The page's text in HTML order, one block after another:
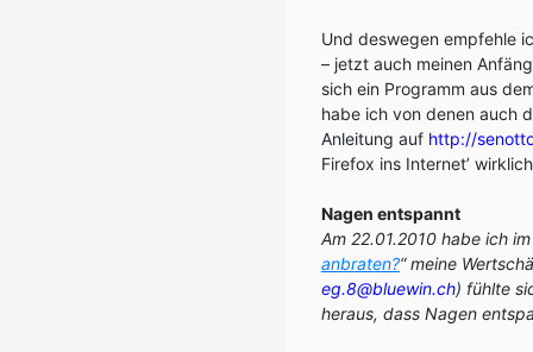
Und deswegen empfehle
– jetzt auch meinen
sich ein Programm aus
habe ich von denen auch
Anleitung auf http://
Firefox ins Internet’
Nagen entspannt
Am 22.01.2010 habe ich im
anbraten?“ meine
eg.8@bluewin.ch) fühlte
heraus, dass Nagen